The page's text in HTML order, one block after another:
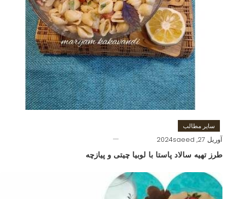
سایر مطالب
آوریل 27, 2024 saeed
طرز تهیه سالاد پاستا با لوبیا چیتی و پیازچه